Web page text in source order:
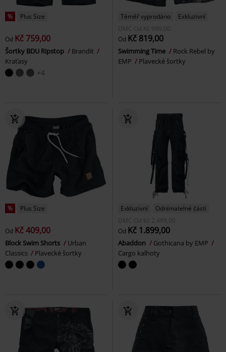
% Plus Size
Od Kč 759,00
Šortky BDU Ripstop
Brandit
Kraťasy
+4
Téměř vyprodáno
Exkluzivní
DMC Od Kč 999,00
Od Kč 819,00
Swimming Time
Rock Rebel by
EMP
Plavecké šortky
% Plus Size
Od Kč 409,00
Block Swim Shorts
Urban
Classics
Plavecké šortky
Exkluzivní
Odnímatelné části
DMC Od Kč 2.499,00
Od Kč 1.899,00
Abaddon
Gothicana by EMP
Cargo kalhoty